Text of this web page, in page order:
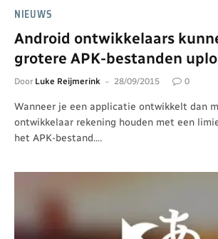
NIEUWS
Android ontwikkelaars
grotere APK-bestanden
Door Luke Reijmerink 28/09/2015 0
Wanneer je een applicatie ontwikkelt dan
ontwikkelaar rekening houden met een
het APK-bestand.…